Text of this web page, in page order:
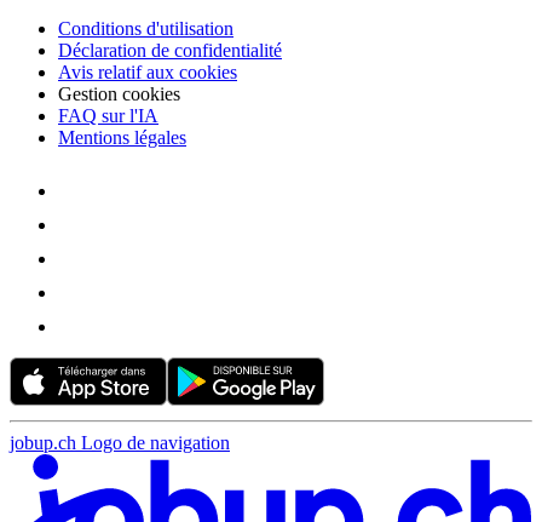
Conditions d'utilisation
Déclaration de confidentialité
Avis relatif aux cookies
Gestion cookies
FAQ sur l'IA
Mentions légales
jobup.ch Logo de navigation